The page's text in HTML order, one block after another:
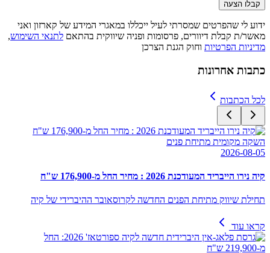
קבלו הצעה
ידוע לי שהפרטים שמסרתי לעיל ייכללו במאגרי המידע של קארזון ואני
מאשר/ת קבלת דיוורים, פרסומות ופניה שיווקית בהתאם לתנאי השימוש,
מדיניות הפרטיות וחוק הגנת הצרכן
כתבות אחרונות
לכל הכתבות
השקה מקומית מתיחת פנים
2026-08-05
קיה נירו הייבריד המעודכנת 2026 : מחיר החל מ-176,900 ש"ח
תחילת שיווק מתיחת הפנים החדשה לקרוסאובר ההיברידי של קיה
קראו עוד